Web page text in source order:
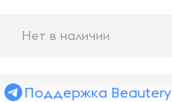
Нет в наличии
Поддержка Beautery